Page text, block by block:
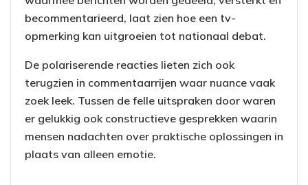
becommentarieerd, laat zien hoe een tv-
opmerking kan uitgroeien tot nationaal debat.
De polariserende reacties lieten zich ook
terugzien in commentaarrijen waar nuance vaak
zoek leek. Tussen de felle uitspraken door waren
er gelukkig ook constructieve gesprekken waarin
mensen nadachten over praktische oplossingen in
plaats van alleen emotie.